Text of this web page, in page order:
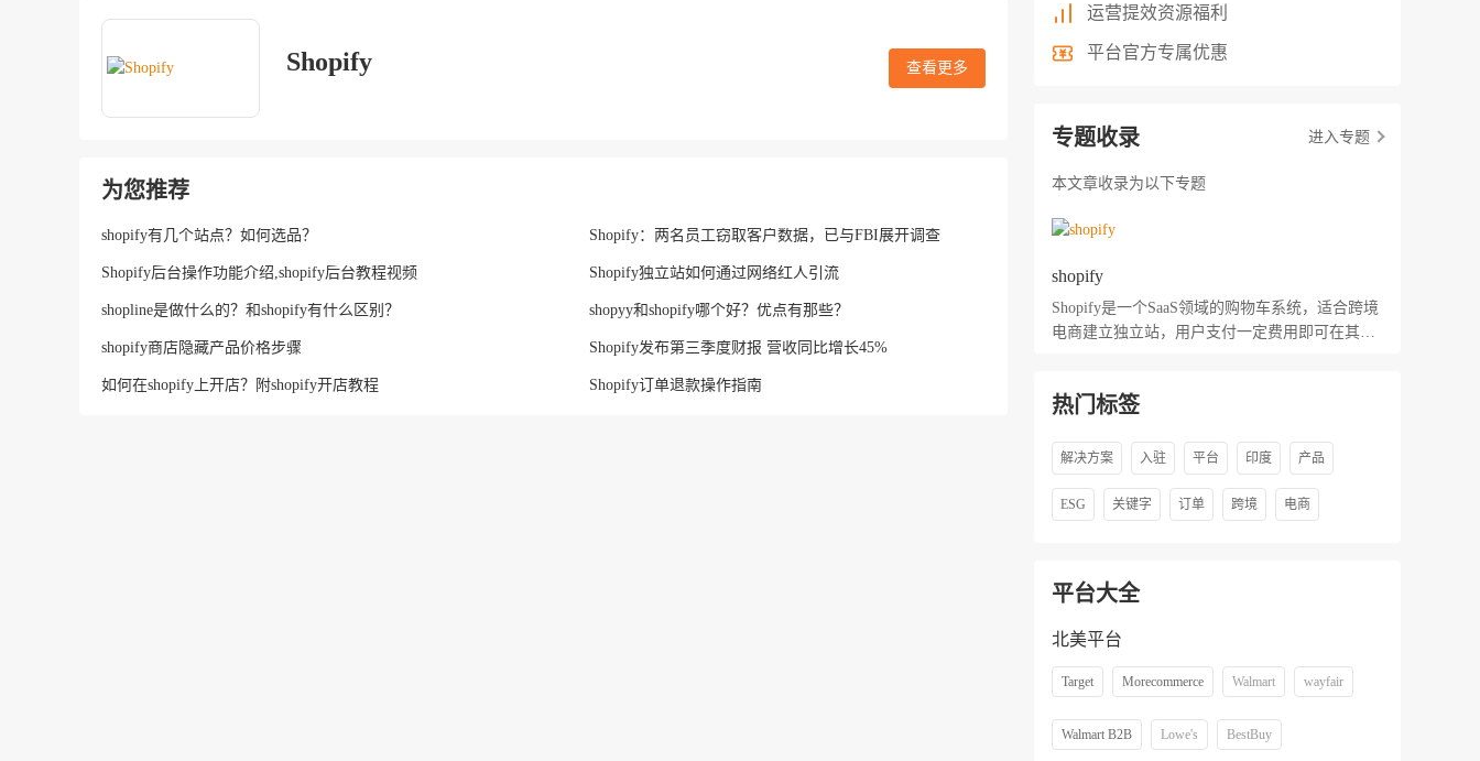
Shopify 查看更多
为您推荐
shopify有几个站点？如何选品？ Shopify：两名员工窃取客户数据，已与FBI展开调查
Shopify后台操作功能介绍,shopify后台教程视频 Shopify独立站如何通过网络红人引流
shopline是做什么的？和shopify有什么区别？ shopyy和shopify哪个好？优点有那些？
shopify商店隐藏产品价格步骤 Shopify发布第三季度财报 营收同比增长45%
如何在shopify上开店？附shopify开店教程 Shopify订单退款操作指南
运营提效资源福利
平台官方专属优惠
专题收录 进入专题
本文章收录为以下专题
shopify
Shopify是一个SaaS领域的购物车系统，适合跨境
电商建立独立站，用户支付一定费用即可在其上
热门标签
解决方案 入驻 平台 印度 产品
ESG 关键字 订单 跨境 电商
平台大全
北美平台
Target Morecommerce Walmart wayfair
Walmart B2B Lowe's BestBuy